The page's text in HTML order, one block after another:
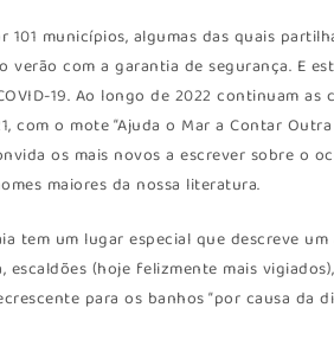
municípios, algumas das quais
com a garantia de segurança. E
19. Ao longo de 2022 continuam as
com o mote “Ajuda o Mar a Contar
os mais novos a escrever sobre o
maiores da nossa literatura.
tem um lugar especial que descreve
(hoje felizmente mais
para os banhos “por causa da